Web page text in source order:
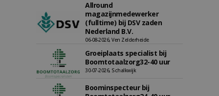
Allround
magazijnmedewerker
(fulltime) bij DSV zaden
Nederland B.V.
06-08-2026, Ven Zelderheide
Groeiplaats specialist bij
Boomtotaalzorg32-40 uur
30-07-2026, Schalkwijk
Boominspecteur bij